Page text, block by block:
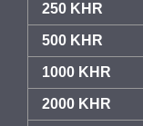
250 KHR
500 KHR
1000 KHR
2000 KHR